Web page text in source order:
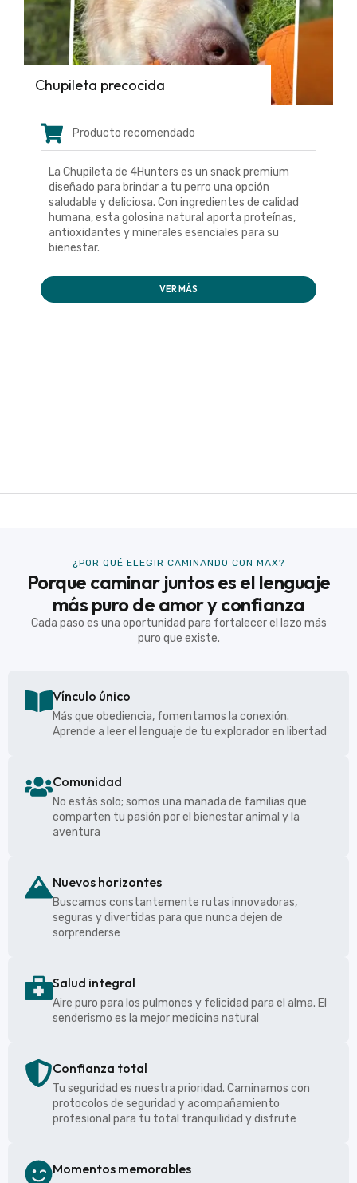
Chupileta precocida
Producto recomendado
La Chupileta de 4Hunters es un snack premium
diseñado para brindar a tu perro una opción
saludable y deliciosa. Con ingredientes de calidad
humana, esta golosina natural aporta proteínas,
antioxidantes y minerales esenciales para su
bienestar.
VER MÁS
¿POR QUÉ ELEGIR CAMINANDO CON MAX?
Porque caminar juntos es el lenguaje
más puro de amor y confianza
Cada paso es una oportunidad para fortalecer el lazo más
puro que existe.
Vínculo único
Más que obediencia, fomentamos la conexión.
Aprende a leer el lenguaje de tu explorador en libertad
Comunidad
No estás solo; somos una manada de familias que
comparten tu pasión por el bienestar animal y la
aventura
Nuevos horizontes
Buscamos constantemente rutas innovadoras,
seguras y divertidas para que nunca dejen de
sorprenderse
Salud integral
Aire puro para los pulmones y felicidad para el alma. El
senderismo es la mejor medicina natural
Confianza total
Tu seguridad es nuestra prioridad. Caminamos con
protocolos de seguridad y acompañamiento
profesional para tu total tranquilidad y disfrute
Momentos memorables